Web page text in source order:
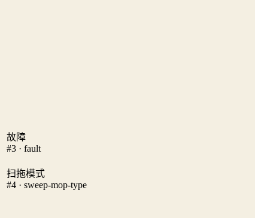
故障
#3 · fault
扫拖模式
#4 · sweep-mop-type